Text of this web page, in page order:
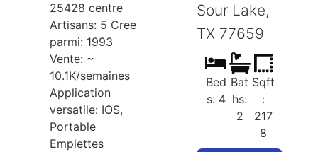
25428 centre
Artisans: 5 Cree
parmi: 1993
Vente: ~
10.1K/semaines
Application
versatile: IOS,
Portable
Emplettes
Sour Lake,
TX 77659
Bed
s: 4
Bat
hs:
2
Sqft
:
217
8